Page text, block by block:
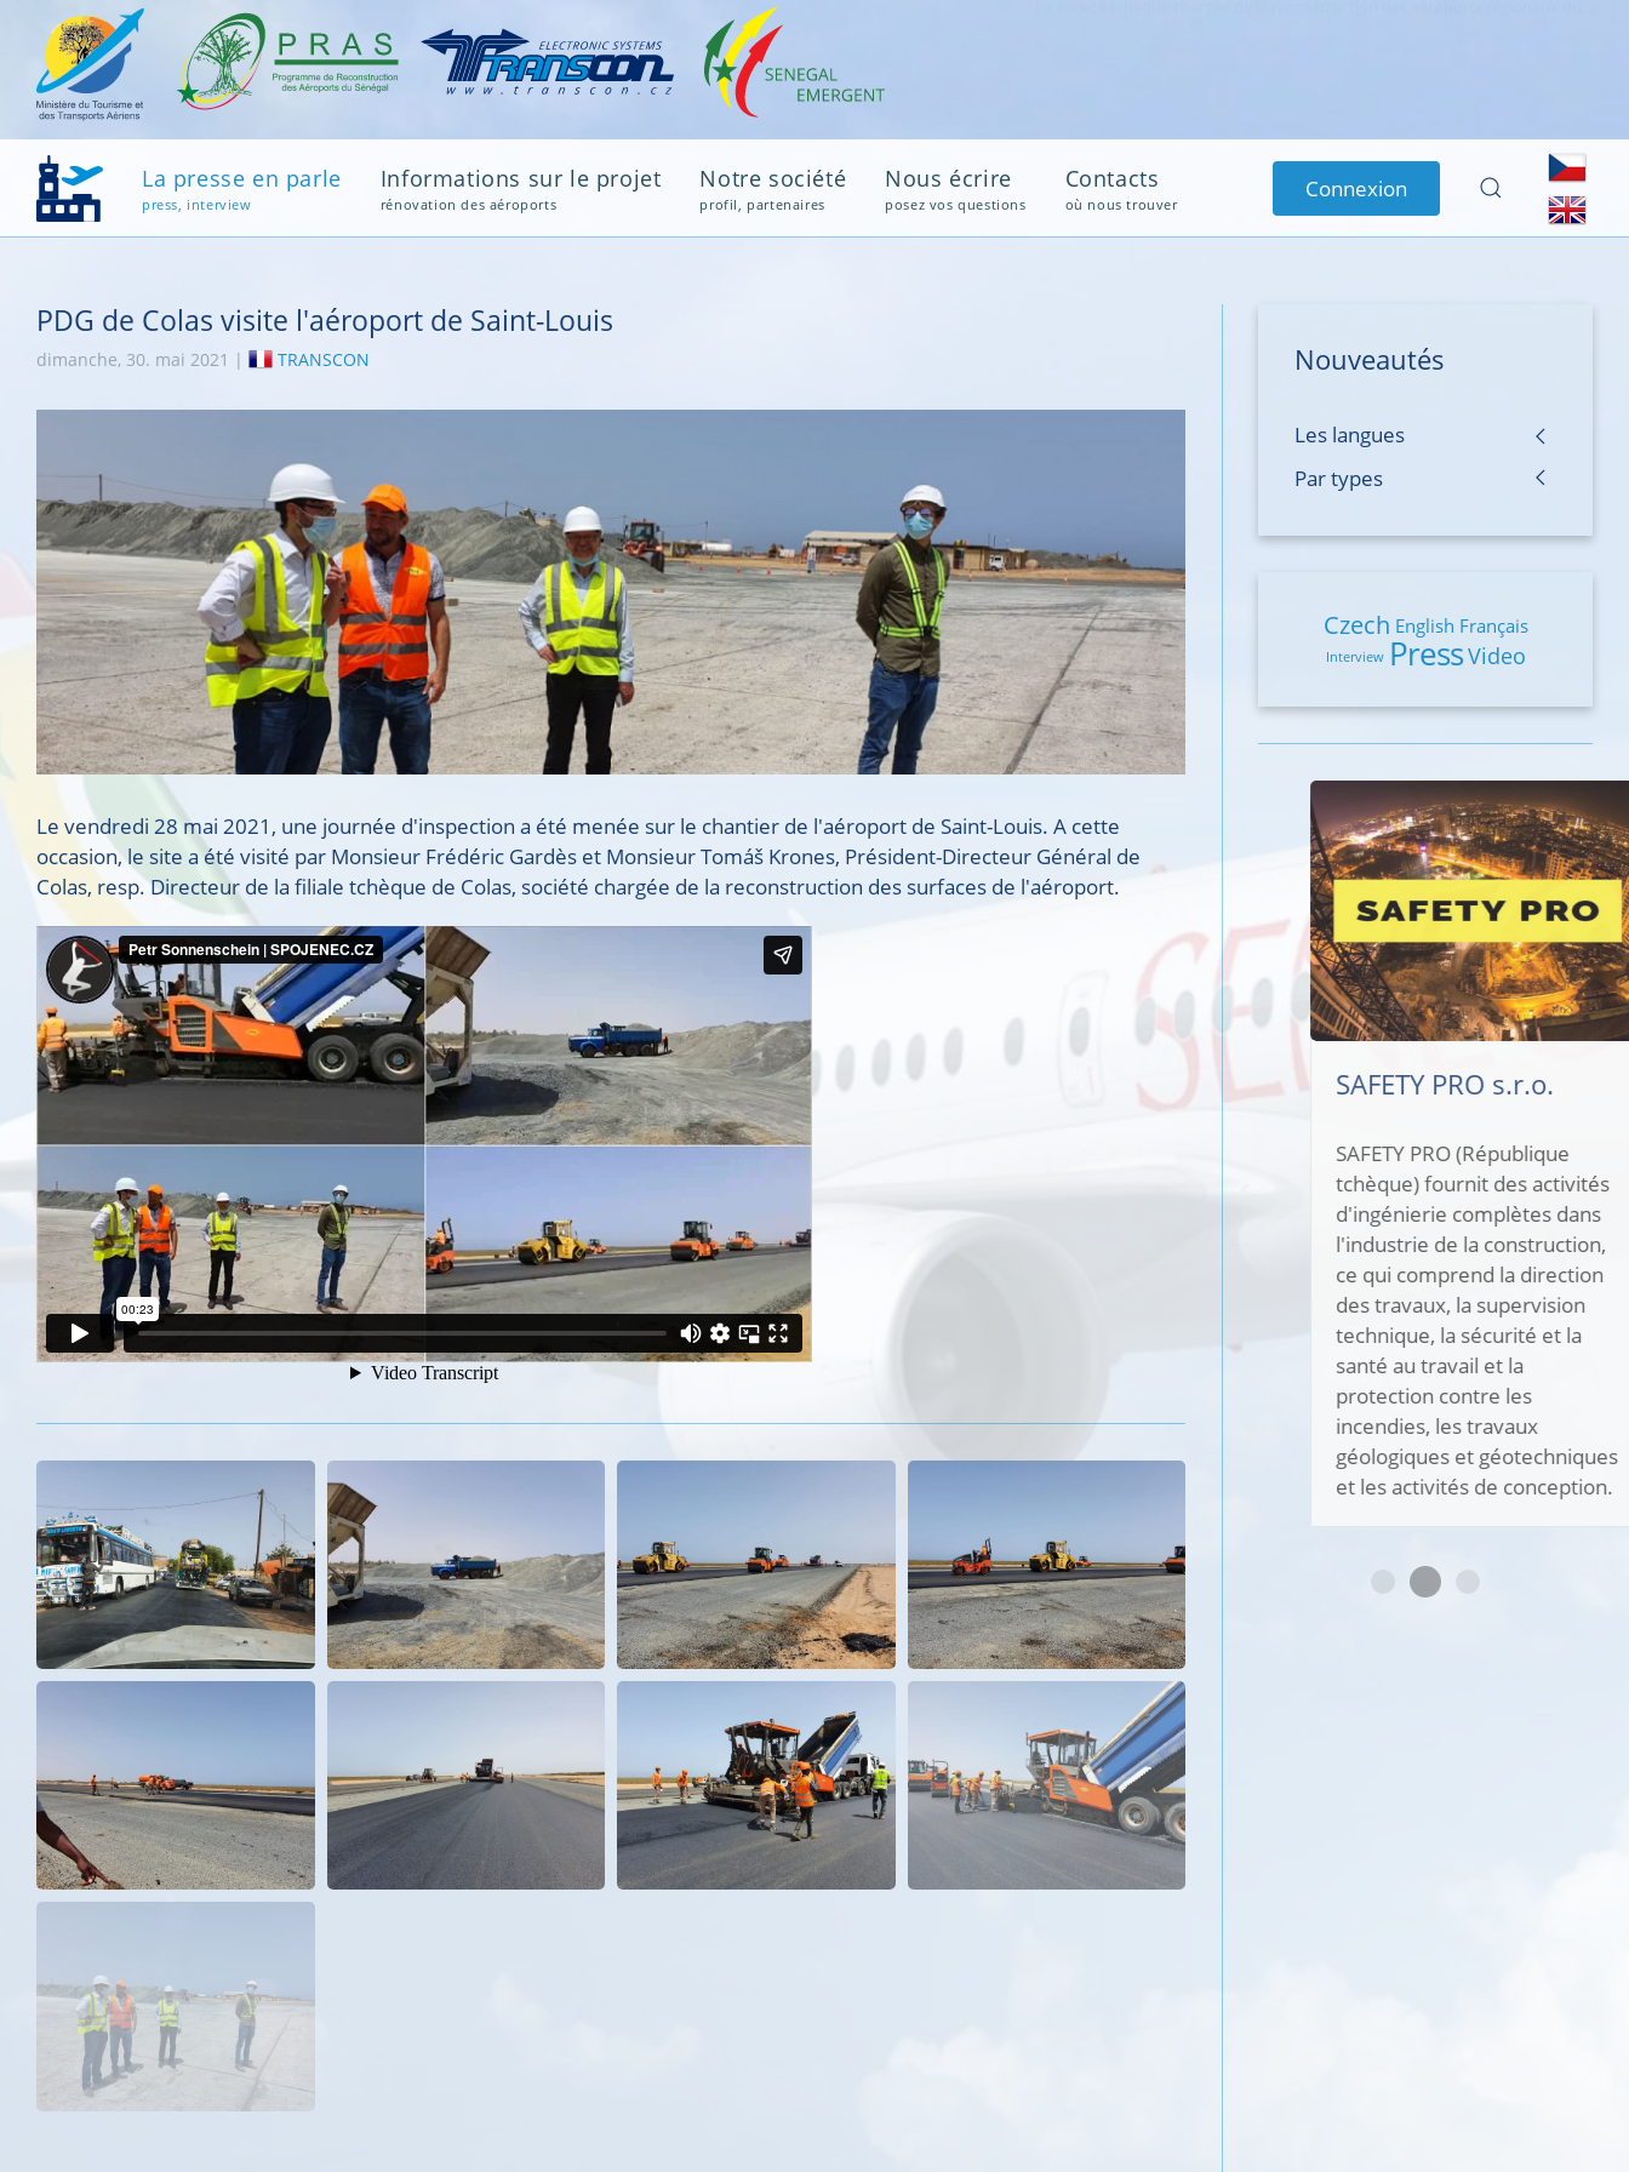
La presse en parle
press, interview
Informations sur le projet
rénovation des aéroports
Notre société
profil, partenaires
Nous écrire
posez vos questions
Contacts
où nous trouver
Connexion
PDG de Colas visite l'aéroport de Saint-Louis
dimanche, 30. mai 2021 | TRANSCON
Le vendredi 28 mai 2021, une journée d'inspection a été menée sur le chantier de l'aéroport de Saint-Louis. A cette
occasion, le site a été visité par Monsieur Frédéric Gardès et Monsieur Tomáš Krones, Président-Directeur Général de
Colas, resp. Directeur de la filiale tchèque de Colas, société chargée de la reconstruction des surfaces de l'aéroport.
Nouveautés
Les langues
Par types
Czech English Français
Interview PressVideo
SAFETY PRO s.r.o.
SAFETY PRO (République
tchèque) fournit des activités
d'ingénierie complètes dans
l'industrie de la construction,
ce qui comprend la direction
des travaux, la supervision
technique, la sécurité et la
santé au travail et la
protection contre les
incendies, les travaux
géologiques et géotechniques
et les activités de conception.